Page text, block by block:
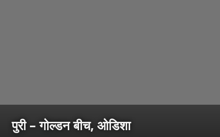
पुरी – गोल्डन बीच, ओडिशा